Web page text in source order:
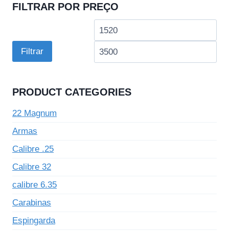
FILTRAR POR PREÇO
Preço
Filtrar
PRODUCT CATEGORIES
22 Magnum
Armas
Calibre .25
Calibre 32
calibre 6.35
Carabinas
Espingarda